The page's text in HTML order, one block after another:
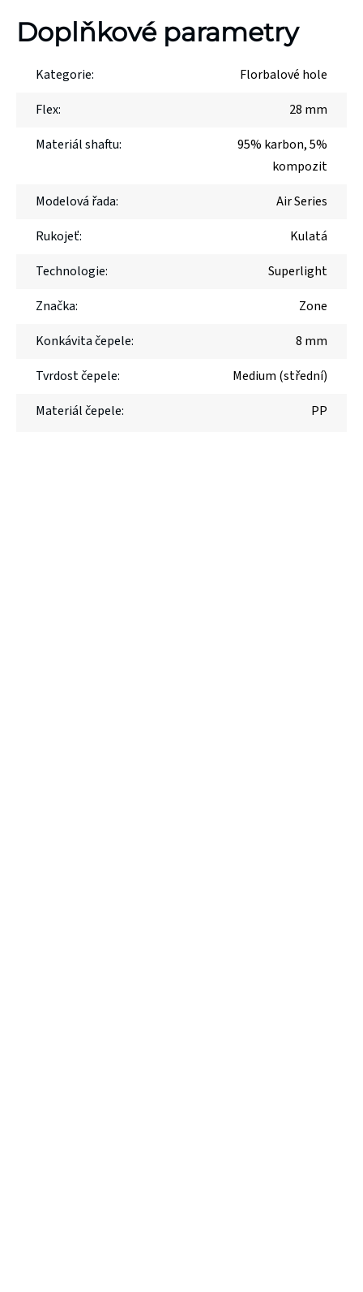
Doplňkové parametry
Kategorie:
Florbalové hole
Flex:
28 mm
Materiál shaftu:
95% karbon, 5%
kompozit
Modelová řada:
Air Series
Rukojeť:
Kulatá
Technologie:
Superlight
Značka:
Zone
Konkávita čepele:
8 mm
Tvrdost čepele:
Medium (střední)
Materiál čepele: PP